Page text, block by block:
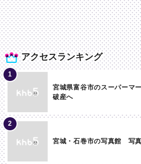
アクセスランキング
宮城県富谷市のスーパーマ
破産へ
宮城・石巻市の写真館 写